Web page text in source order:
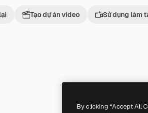
Tạo dự án video Sử dụng làm
By clicking “Accept All